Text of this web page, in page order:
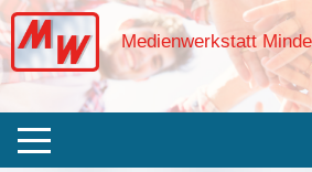
Medienwerkstatt